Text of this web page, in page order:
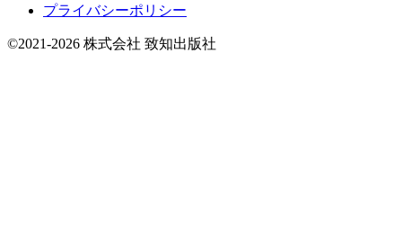
プライバシーポリシー
©2021-2026 株式会社 致知出版社